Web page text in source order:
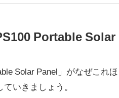
Portable
Solar Panel」がなぜこれ
いきましょう。